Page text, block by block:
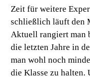
Zeit für weitere
schließlich läuft den
Aktuell rangiert man
die letzten Jahre in
man wohl noch
die Klasse zu halten.